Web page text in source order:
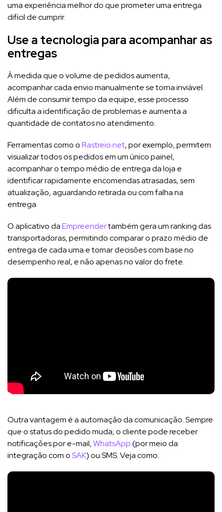
uma experiência melhor do que prometer uma entrega
difícil de cumprir.
Use a tecnologia para acompanhar as
entregas
À medida que o volume de pedidos aumenta,
acompanhar cada envio manualmente se torna inviável.
Além de consumir tempo da equipe, esse processo
dificulta a identificação de problemas e aumenta a
quantidade de contatos no atendimento.
Ferramentas como oRastreio.net, por exemplo, permitem
visualizar todos os pedidos em um único painel,
acompanhar o tempo médio de entrega da loja e
identificar rapidamente encomendas atrasadas, sem
atualização, aguardando retirada ou com falha na
entrega.
O aplicativo daEmpreendertambém gera um ranking das
transportadoras, permitindo comparar o prazo médio de
entrega de cada uma e tomar decisões com base no
desempenho real, e não apenas no valor do frete.
Outra vantagem é a automação da comunicação. Sempre
que o status do pedido muda, o cliente pode receber
notificações por e-mail,WhatsApp(por meio da
integração com oSAK) ou SMS. Veja como: